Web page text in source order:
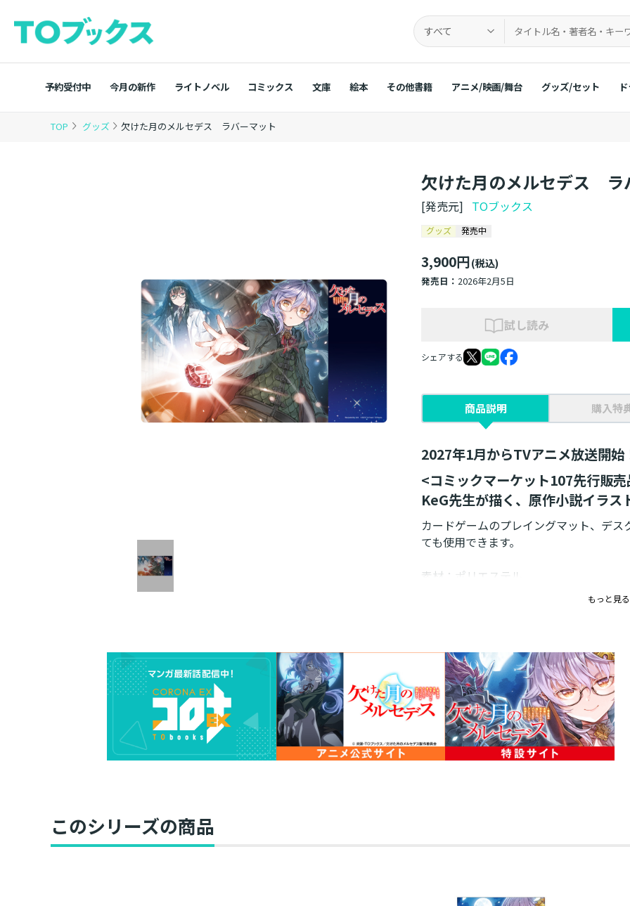
すべて
予約受付中 今月の新作 ライトノベル コミックス 文庫 絵本 その他書籍 アニメ/映画/舞台 グッズ/セット
TOP グッズ 欠けた月のメルセデス ラバーマット
欠けた月のメルセデス ラ
[発売元] TOブックス
グッズ 発売中
3,900円(税込)
発売日：2026年2月5日
試し読み
シェアする
商品説明 購入特
2027年1月からTVアニメ放送開始
<コミックマーケット107先行販
KeG先生が描く、原作小説イラス
カードゲームのプレイングマット、デ
ても使用できます。
素材：ポリエステル
もっと見る
このシリーズの商品